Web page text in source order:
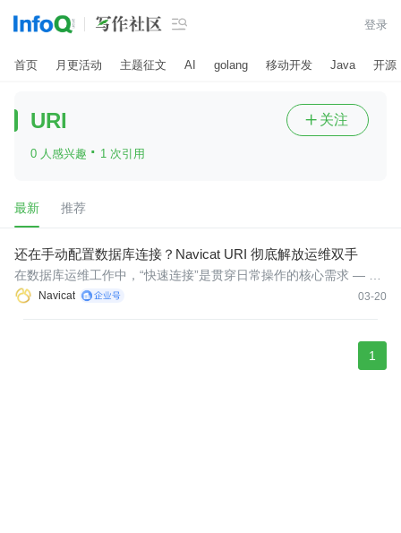
 登录
首页 月更活动 主题征文 AI golang 移动开发 Java 开源
URI
0 人感兴趣 · 1 次引用
 关注
最新 推荐
还在手动配置数据库连接？Navicat URI 彻底解放运维双手
Navicat 03-20
在数据库运维工作中，“快速连接”是贯穿日常操作的核心需求 — 运
维人员每天需切换多个数据库实例，面对随机变化的IP地址、账户
1